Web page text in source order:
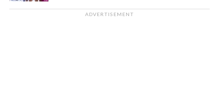
ADVERTISEMENT